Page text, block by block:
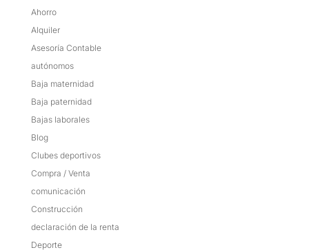
Ahorro
Alquiler
Asesoría Contable
autónomos
Baja maternidad
Baja paternidad
Bajas laborales
Blog
Clubes deportivos
Compra / Venta
comunicación
Construcción
declaración de la renta
Deporte